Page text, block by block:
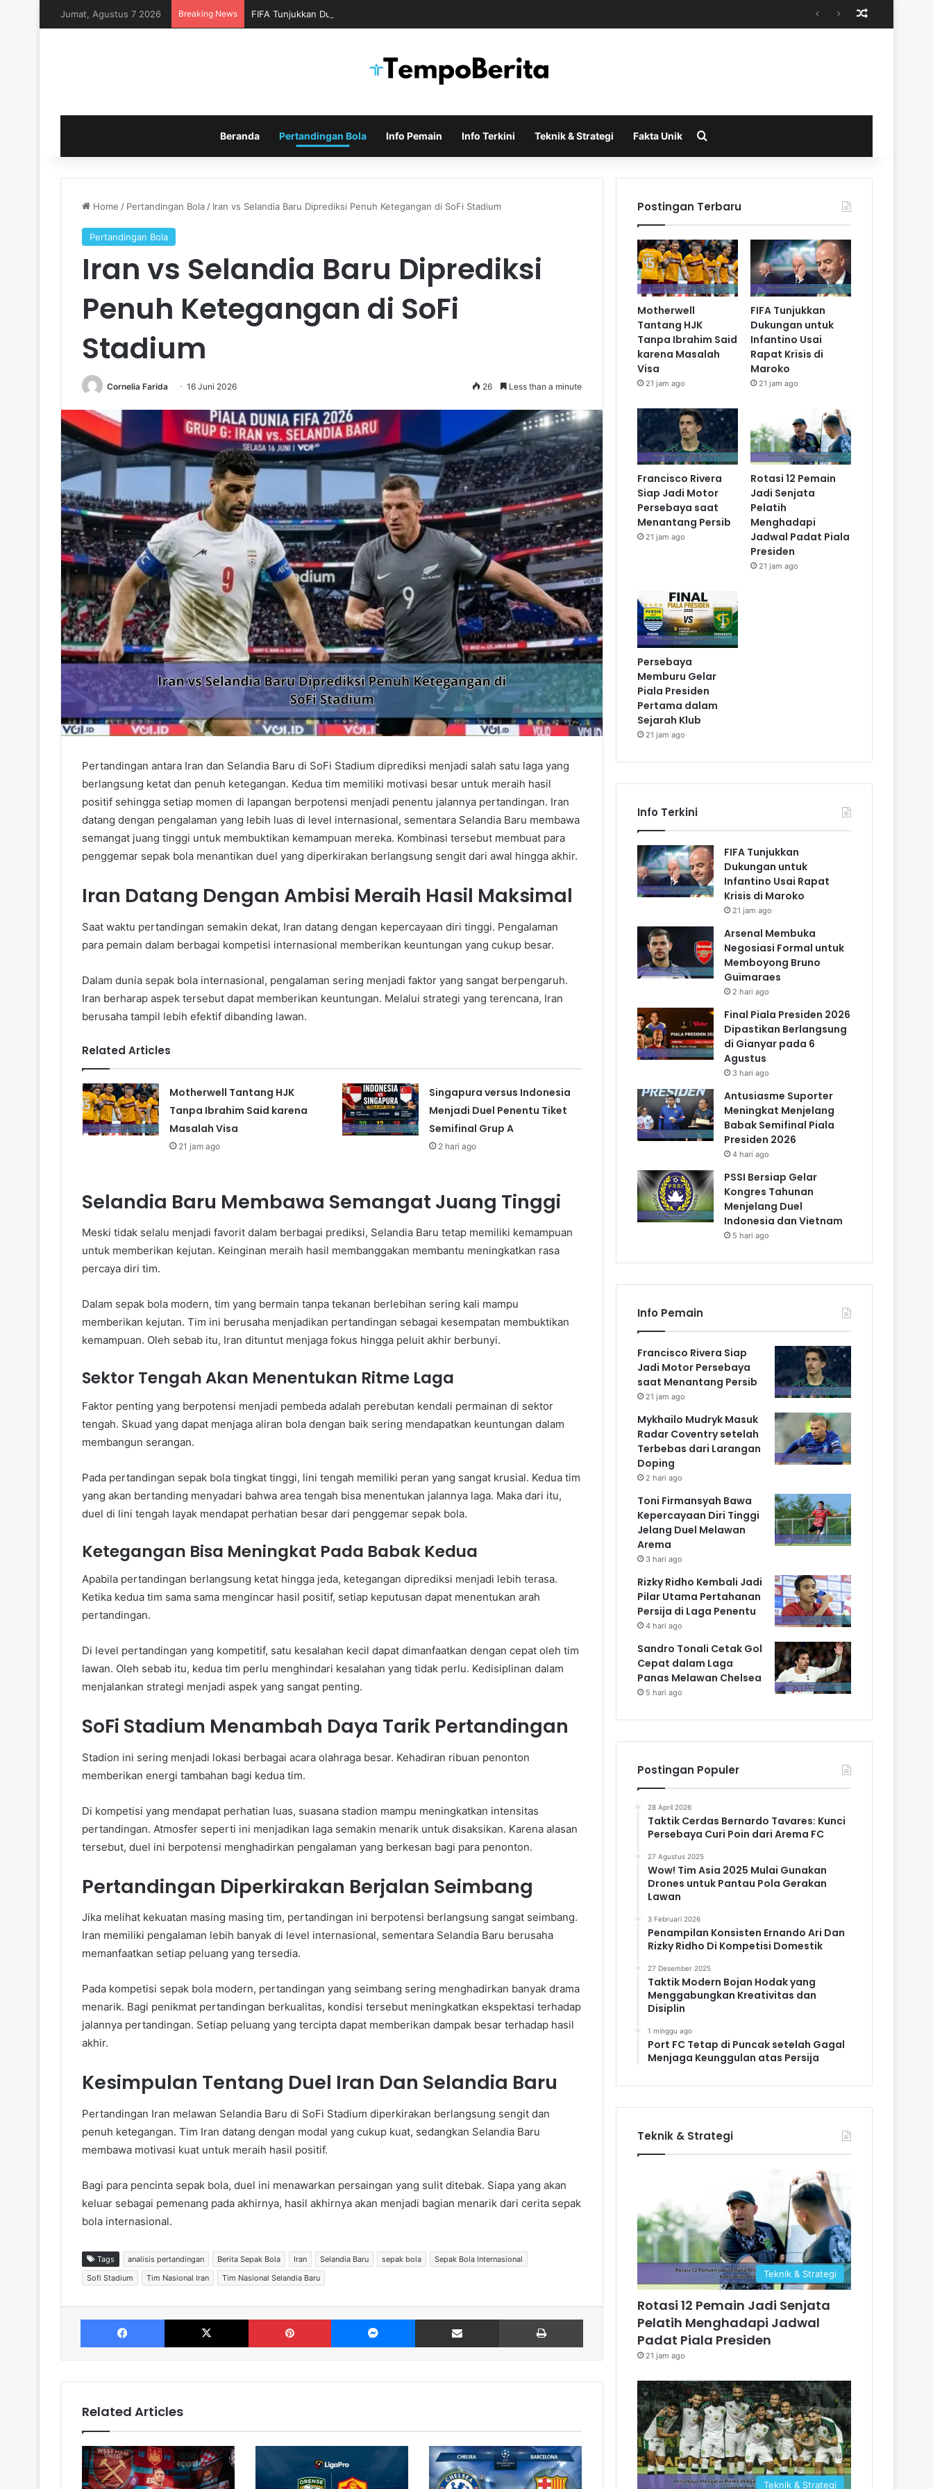
Jumat, Agustus 7 2026 Breaking News FIFA Tunjukkan Dukungan untuk Infantino Usai Rapat Krisis di Maroko
Beranda Pertandingan Bola Info Pemain Info Terkini Teknik & Strategi Fakta Unik
Home / Pertandingan Bola / Iran vs Selandia Baru Diprediksi Penuh Ketegangan di SoFi Stadium
Pertandingan Bola
Iran vs Selandia Baru Diprediksi
Penuh Ketegangan di SoFi
Stadium
Cornelia Farida 16 Juni 2026 26 Less than a minute
Pertandingan antara Iran dan Selandia Baru di SoFi Stadium diprediksi menjadi salah satu laga yang
berlangsung ketat dan penuh ketegangan. Kedua tim memiliki motivasi besar untuk meraih hasil
positif sehingga setiap momen di lapangan berpotensi menjadi penentu jalannya pertandingan. Iran
datang dengan pengalaman yang lebih luas di level internasional, sementara Selandia Baru membawa
semangat juang tinggi untuk membuktikan kemampuan mereka. Kombinasi tersebut membuat para
penggemar sepak bola menantikan duel yang diperkirakan berlangsung sengit dari awal hingga akhir.
Iran Datang Dengan Ambisi Meraih Hasil Maksimal
Saat waktu pertandingan semakin dekat, Iran datang dengan kepercayaan diri tinggi. Pengalaman
para pemain dalam berbagai kompetisi internasional memberikan keuntungan yang cukup besar.
Dalam dunia sepak bola internasional, pengalaman sering menjadi faktor yang sangat berpengaruh.
Iran berharap aspek tersebut dapat memberikan keuntungan. Melalui strategi yang terencana, Iran
berusaha tampil lebih efektif dibanding lawan.
Related Articles
Motherwell Tantang HJK
Tanpa Ibrahim Said karena
Masalah Visa
21 jam ago
Singapura versus Indonesia
Menjadi Duel Penentu Tiket
Semifinal Grup A
2 hari ago
Selandia Baru Membawa Semangat Juang Tinggi
Meski tidak selalu menjadi favorit dalam berbagai prediksi, Selandia Baru tetap memiliki kemampuan
untuk memberikan kejutan. Keinginan meraih hasil membanggakan membantu meningkatkan rasa
percaya diri tim.
Dalam sepak bola modern, tim yang bermain tanpa tekanan berlebihan sering kali mampu
memberikan kejutan. Tim ini berusaha menjadikan pertandingan sebagai kesempatan membuktikan
kemampuan. Oleh sebab itu, Iran dituntut menjaga fokus hingga peluit akhir berbunyi.
Sektor Tengah Akan Menentukan Ritme Laga
Faktor penting yang berpotensi menjadi pembeda adalah perebutan kendali permainan di sektor
tengah. Skuad yang dapat menjaga aliran bola dengan baik sering mendapatkan keuntungan dalam
membangun serangan.
Pada pertandingan sepak bola tingkat tinggi, lini tengah memiliki peran yang sangat krusial. Kedua tim
yang akan bertanding menyadari bahwa area tengah bisa menentukan jalannya laga. Maka dari itu,
duel di lini tengah layak mendapat perhatian besar dari penggemar sepak bola.
Ketegangan Bisa Meningkat Pada Babak Kedua
Apabila pertandingan berlangsung ketat hingga jeda, ketegangan diprediksi menjadi lebih terasa.
Ketika kedua tim sama sama mengincar hasil positif, setiap keputusan dapat menentukan arah
pertandingan.
Di level pertandingan yang kompetitif, satu kesalahan kecil dapat dimanfaatkan dengan cepat oleh tim
lawan. Oleh sebab itu, kedua tim perlu menghindari kesalahan yang tidak perlu. Kedisiplinan dalam
menjalankan strategi menjadi aspek yang sangat penting.
SoFi Stadium Menambah Daya Tarik Pertandingan
Stadion ini sering menjadi lokasi berbagai acara olahraga besar. Kehadiran ribuan penonton
memberikan energi tambahan bagi kedua tim.
Di kompetisi yang mendapat perhatian luas, suasana stadion mampu meningkatkan intensitas
pertandingan. Atmosfer seperti ini menjadikan laga semakin menarik untuk disaksikan. Karena alasan
tersebut, duel ini berpotensi menghadirkan pengalaman yang berkesan bagi para penonton.
Pertandingan Diperkirakan Berjalan Seimbang
Jika melihat kekuatan masing masing tim, pertandingan ini berpotensi berlangsung sangat seimbang.
Iran memiliki pengalaman lebih banyak di level internasional, sementara Selandia Baru berusaha
memanfaatkan setiap peluang yang tersedia.
Pada kompetisi sepak bola modern, pertandingan yang seimbang sering menghadirkan banyak drama
menarik. Bagi penikmat pertandingan berkualitas, kondisi tersebut meningkatkan ekspektasi terhadap
jalannya pertandingan. Setiap peluang yang tercipta dapat memberikan dampak besar terhadap hasil
akhir.
Kesimpulan Tentang Duel Iran Dan Selandia Baru
Pertandingan Iran melawan Selandia Baru di SoFi Stadium diperkirakan berlangsung sengit dan
penuh ketegangan. Tim Iran datang dengan modal yang cukup kuat, sedangkan Selandia Baru
membawa motivasi kuat untuk meraih hasil positif.
Bagi para pencinta sepak bola, duel ini menawarkan persaingan yang sulit ditebak. Siapa yang akan
keluar sebagai pemenang pada akhirnya, hasil akhirnya akan menjadi bagian menarik dari cerita sepak
bola internasional.
Tags analisis pertandingan Berita Sepak Bola Iran Selandia Baru sepak bola
Sepak Bola Internasional
Sofi Stadium
Tim Nasional Iran Tim Nasional Selandia Baru
Facebook X Pinterest Messenger Share via Email
Related Articles
Postingan Terbaru
Motherwell
Tantang HJK
Tanpa Ibrahim Said
karena Masalah
Visa
21 jam ago
FIFA Tunjukkan
Dukungan untuk
Infantino Usai
Rapat Krisis di
Maroko
21 jam ago
Francisco Rivera
Siap Jadi Motor
Persebaya saat
Menantang Persib
21 jam ago
Rotasi 12 Pemain
Jadi Senjata
Pelatih
Menghadapi
Jadwal Padat Piala
Presiden
21 jam ago
Persebaya
Memburu Gelar
Piala Presiden
Pertama dalam
Sejarah Klub
21 jam ago
Info Terkini
FIFA Tunjukkan
Dukungan untuk
Infantino Usai Rapat
Krisis di Maroko
21 jam ago
Arsenal Membuka
Negosiasi Formal untuk
Memboyong Bruno
Guimaraes
2 hari ago
Final Piala Presiden 2026
Dipastikan Berlangsung
di Gianyar pada 6
Agustus
3 hari ago
Antusiasme Suporter
Meningkat Menjelang
Babak Semifinal Piala
Presiden 2026
4 hari ago
PSSI Bersiap Gelar
Kongres Tahunan
Menjelang Duel
Indonesia dan Vietnam
5 hari ago
Info Pemain
Francisco Rivera Siap
Jadi Motor Persebaya
saat Menantang Persib
21 jam ago
Mykhailo Mudryk Masuk
Radar Coventry setelah
Terbebas dari Larangan
Doping
2 hari ago
Toni Firmansyah Bawa
Kepercayaan Diri Tinggi
Jelang Duel Melawan
Arema
3 hari ago
Rizky Ridho Kembali Jadi
Pilar Utama Pertahanan
Persija di Laga Penentu
4 hari ago
Sandro Tonali Cetak Gol
Cepat dalam Laga
Panas Melawan Chelsea
5 hari ago
Postingan Populer
28 April 2026
Taktik Cerdas Bernardo Tavares: Kunci
Persebaya Curi Poin dari Arema FC
27 Agustus 2025
Wow! Tim Asia 2025 Mulai Gunakan
Drones untuk Pantau Pola Gerakan
Lawan
3 Februari 2026
Penampilan Konsisten Ernando Ari Dan
Rizky Ridho Di Kompetisi Domestik
27 Desember 2025
Taktik Modern Bojan Hodak yang
Menggabungkan Kreativitas dan
Disiplin
1 minggu ago
Port FC Tetap di Puncak setelah Gagal
Menjaga Keunggulan atas Persija
Teknik & Strategi
Teknik & Strategi
Rotasi 12 Pemain Jadi Senjata
Pelatih Menghadapi Jadwal
Padat Piala Presiden
21 jam ago
Teknik & Strategi